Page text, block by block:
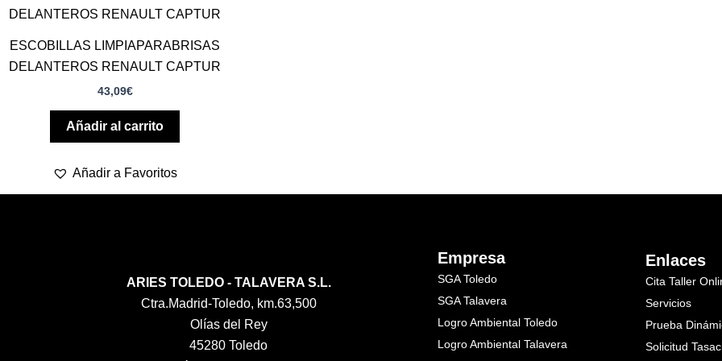
ESCOBILLAS LIMPIAPARABRISAS
DELANTEROS RENAULT CAPTUR
43,09€
Añadir al carrito
Añadir a Favoritos
ARIES TOLEDO - TALAVERA S.L.
Ctra.Madrid-Toledo, km.63,500
Olías del Rey
45280 Toledo
Empresa
SGA Toledo
SGA Talavera
Logro Ambiental Toledo
Logro Ambiental Talavera
Enlaces
Cita Taller
Servicios
Prueba
Solicitud